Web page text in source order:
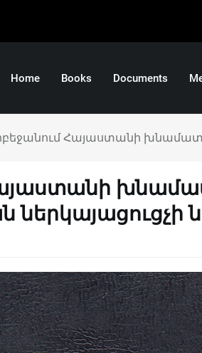
Home Books Documents
Հայաստանի
ներկայացուցչի